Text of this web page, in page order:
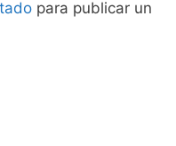
para publicar un